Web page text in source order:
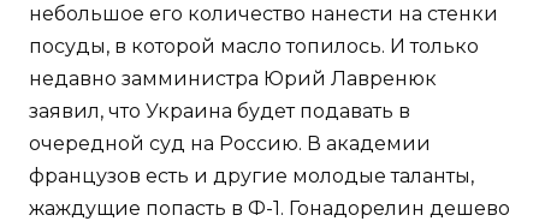
небольшое его количество нанести на стенки
посуды, в которой масло топилось. И только
недавно замминистра Юрий Лавренюк
заявил, что Украина будет подавать в
очередной суд на Россию. В академии
французов есть и другие молодые таланты,
жаждущие попасть в Ф-1. Гонадорелин дешево